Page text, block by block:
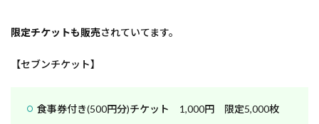
限定チケットも販売されていてます。
【セブンチケット】
食事券付き(500円分)チケット 1,000円 限定5,000枚